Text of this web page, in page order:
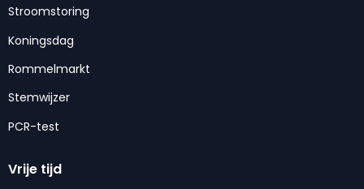
Stroomstoring
Koningsdag
Rommelmarkt
Stemwijzer
PCR-test
Vrije tijd